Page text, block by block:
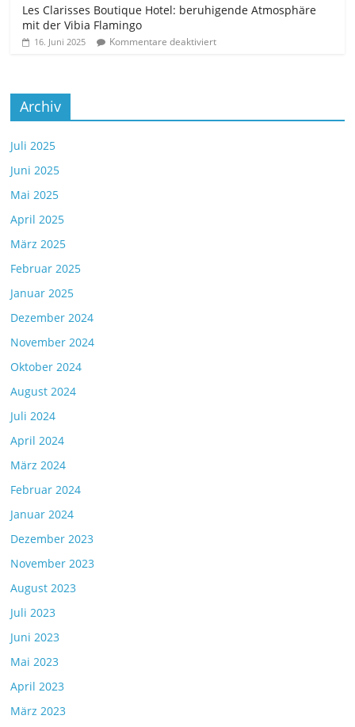
Les Clarisses Boutique Hotel: beruhigende Atmosphäre
mit der Vibia Flamingo
16. Juni 2025 Kommentare deaktiviert
Archiv
Juli 2025
Juni 2025
Mai 2025
April 2025
März 2025
Februar 2025
Januar 2025
Dezember 2024
November 2024
Oktober 2024
August 2024
Juli 2024
April 2024
März 2024
Februar 2024
Januar 2024
Dezember 2023
November 2023
August 2023
Juli 2023
Juni 2023
Mai 2023
April 2023
März 2023